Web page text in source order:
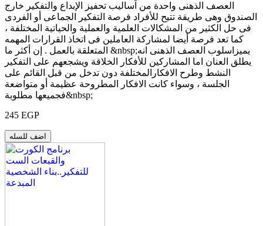
العصف الذهنى واحدة من اَساليب تحفيز الإبداع والتفكير خارج
الصندوق وهى طريقة تتيح للأفراد فرصة التفكير الجماعى أو الفردى
فى حل الكثير من المشكالات العلمية والعملية والحياتية المختلفة ،
كما تعد فرصة أيضا لمشاركة العاملين فى اتخاذ القرارات المهمه
المتعلقة بالعمل . إن أكثر ما &nbsp;يميزاسلوب العصف الذهنى انه
يطلق العنان اما المشاركين للأفكار الخلاقة ويشجعهم على التفكير
النشط وطرح الافكارالمختلفة دون تدخل من قبل القائم على
الجلسة ، وسواء كانت الافكار المطروحة عظيمة أو متواضعة
فجميعها مطلوبة&nbsp;
245 EGP
اضف للسله